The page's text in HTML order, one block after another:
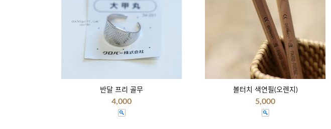
반달 프리 골무
4,000
볼터치 색연필(오렌지)
5,000